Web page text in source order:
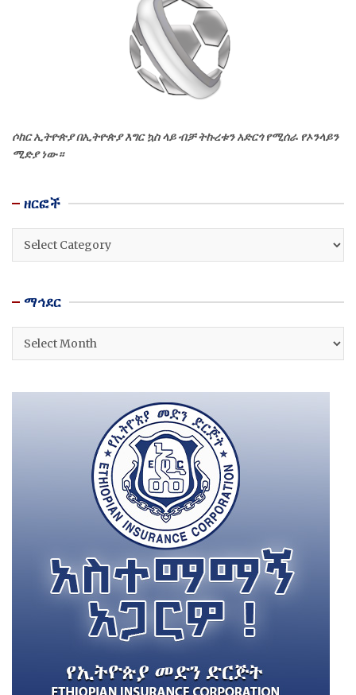
ሶከር ኢትዮጵያ በኢትዮጵያ እግር ኳስ ላይ ብቻ ትኩረቱን አድርጎ የሚሰራ የኦንላይን
ሚድያ ነው።
ዘርፎች
ዘርፎች
ማኅደር
ማኅደር